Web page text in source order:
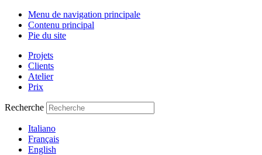
Menu de navigation principale
Contenu principal
Pie du site
Projets
Clients
Atelier
Prix
Recherche
Italiano
Français
English